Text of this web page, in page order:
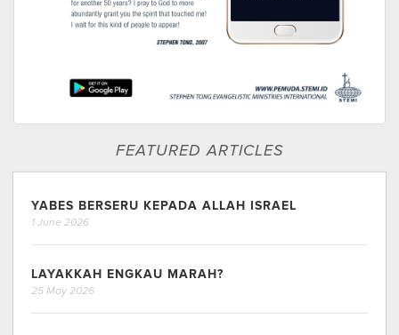
FEATURED ARTICLES
YABES BERSERU KEPADA ALLAH ISRAEL
1 June 2026
LAYAKKAH ENGKAU MARAH?
25 May 2026